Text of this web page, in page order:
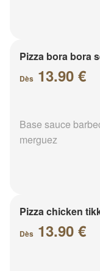
Pizza bora bora
Dès 13.90 €
Base sauce
merguez
Pizza chicken
Dès 13.90 €